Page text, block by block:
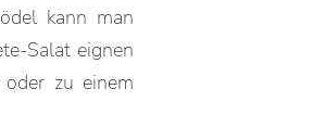
kann man
Salat eignen
zu einem